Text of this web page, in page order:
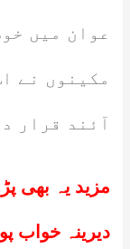
عوان میں
مکینوں نے
آئند قرار
مزید یہ بھی
دیرینہ خواب